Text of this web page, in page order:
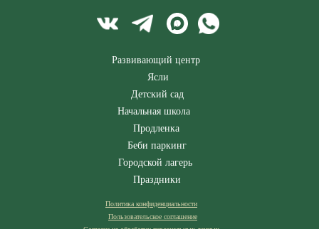
Детский сад
Ясли
Начальная школа
Продленка
Беби паркинг
Городской лагерь
Праздники
Развивающий центр
Пользовательское соглашение
Политика конфиденциальности